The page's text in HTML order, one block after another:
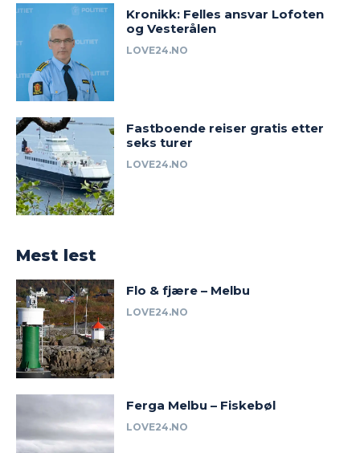
Kronikk: Felles ansvar Lofoten
og Vesterålen
LOVE24.NO
Fastboende reiser gratis etter
seks turer
LOVE24.NO
Mest lest
Flo & fjære – Melbu
LOVE24.NO
Ferga Melbu – Fiskebøl
LOVE24.NO